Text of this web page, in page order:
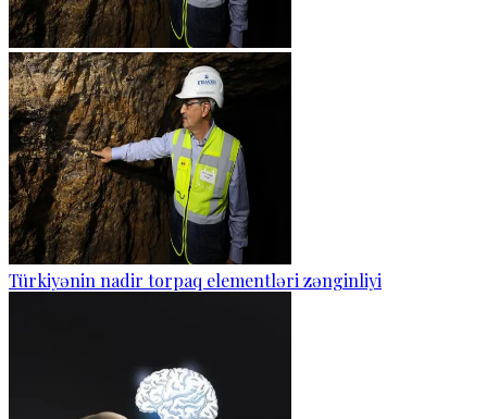
Türkiyənin nadir torpaq elementləri zənginliyi